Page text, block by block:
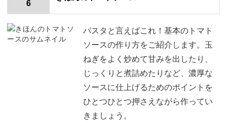
乾麺をゆでる材料
乾麺のゆで方 01:52
手打ちパスタをゆでる材料 08:30
手打ちパスタのゆで方 09:14
14:03
6
パスタと言えばこれ！基本のトマト
ソースの作り方をご紹介します。玉
ねぎをよく炒めて甘みを出したり、
じっくりと煮詰めたりなど、濃厚な
ソースに仕上げるためのポイントを
ひとつひとつ押さえながら作ってい
きましょう。